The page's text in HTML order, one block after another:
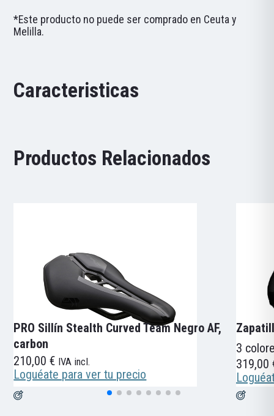
*Este producto no puede ser comprado en Ceuta y
Melilla.
Caracteristicas
Productos Relacionados
PRO Sillín Stealth Curved Team Negro AF,
carbon
210,00€ IVA incl.
Loguéate para ver tu precio
3
319,00